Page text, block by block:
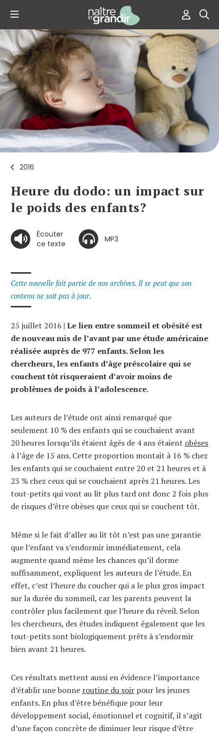
2016
Heure du dodo: un impact sur
le poids des enfants?
Écouter
ce texte
MP3
Cette nouvelle fait partie de nos archives. Il se peut que son
contenu ne soit pas à jour.
25 juillet 2016 | Le lien entre sommeil et obésité est
de nouveau mis de l’avant par une étude américaine
réalisée auprès de 977 enfants. Selon les
chercheurs, les enfants d’âge préscolaire qui se
couchent tôt risqueraient d’avoir moins de
problèmes de poids à l’adolescence.
Les auteurs de l’étude ont ainsi remarqué que
seulement 10 % des enfants qui se couchaient avant
20 heures lorsqu’ils étaient âgés de 4 ans étaient obèses
à l’âge de 15 ans. Cette proportion montait à 16 % chez
les enfants qui se couchaient entre 20 et 21 heures et à
23 % chez ceux qui se couchaient après 21 heures. Les
tout-petits qui vont au lit plus tard ont donc 2 fois plus
de risques d’être obèses que ceux qui se couchent tôt.
Même si le fait d’aller au lit tôt n’est pas une garantie
que l’enfant va s’endormir immédiatement, cela
augmente quand même les chances qu’il dorme
suffisamment, expliquent les auteurs de l’étude. En
effet, c’est l’heure du coucher qui a le plus gros impact
sur la durée du sommeil, car les parents peuvent la
contrôler plus facilement que l’heure du réveil. Selon
les chercheurs, des études indiquent également que les
tout-petits sont biologiquement prêts à s’endormir
bien avant 21 heures.
Ces résultats mettent aussi en évidence l’importance
d’établir une bonne routine du soir pour les jeunes
enfants. En plus d’être bénéfique pour leur
développement social, émotionnel et cognitif, il s’agit
d’une façon concrète de diminuer leur risque d’être